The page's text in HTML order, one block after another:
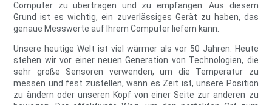
Computer zu übertragen und zu empfangen. Aus diesem
Grund ist es wichtig, ein zuverlässiges Gerät zu haben, das
genaue Messwerte auf Ihrem Computer liefern kann.
Unsere heutige Welt ist viel wärmer als vor 50 Jahren. Heute
stehen wir vor einer neuen Generation von Technologien, die
sehr große Sensoren verwenden, um die Temperatur zu
messen und fest zustellen, wann es Zeit ist, unsere Position
zu ändern oder unseren Kopf von einer Seite zur anderen zu